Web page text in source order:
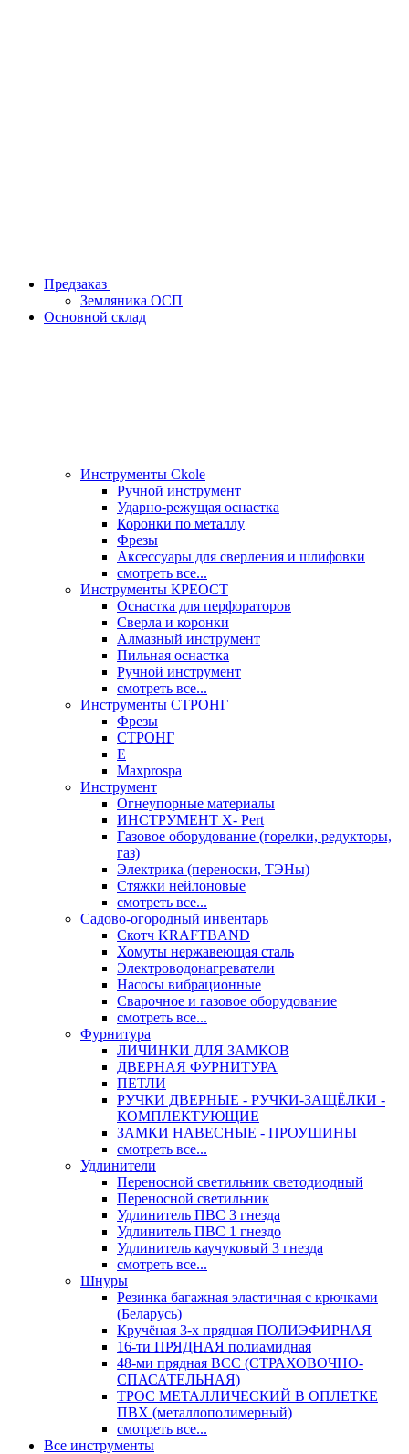
Предзаказ
Земляника ОСП
Основной склад
Инструменты Ckole
Ручной инструмент
Ударно‑режущая оснастка
Коронки по металлу
Фрезы
Аксессуары для сверления и шлифовки
смотреть все...
Инструменты КРЕОСТ
Оснастка для перфораторов
Сверла и коронки
Алмазный инструмент
Пильная оснастка
Ручной инструмент
смотреть все...
Инструменты СТРОНГ
Фрезы
СТРОНГ
Е
Maxprospa
Инструмент
Огнеупорные материалы
ИНСТРУМЕНТ X- Pert
Газовое оборудование (горелки, редукторы,
газ)
Электрика (переноски, ТЭНы)
Стяжки нейлоновые
смотреть все...
Садово-огородный инвентарь
Скотч KRAFTBAND
Хомуты нержавеющая сталь
Электроводонагреватели
Насосы вибрационные
Сварочное и газовое оборудование
смотреть все...
Фурнитура
ЛИЧИНКИ ДЛЯ ЗАМКОВ
ДВЕРНАЯ ФУРНИТУРА
ПЕТЛИ
РУЧКИ ДВЕРНЫЕ - РУЧКИ-ЗАЩЁЛКИ -
КОМПЛЕКТУЮЩИЕ
ЗАМКИ НАВЕСНЫЕ - ПРОУШИНЫ
смотреть все...
Удлинители
Переносной светильник светодиодный
Переносной светильник
Удлинитель ПВС 3 гнезда
Удлинитель ПВС 1 гнездо
Удлинитель каучуковый 3 гнезда
смотреть все...
Шнуры
Резинка багажная эластичная с крючками
(Беларусь)
Кручёная 3-х прядная ПОЛИЭФИРНАЯ
16-ти ПРЯДНАЯ полиамидная
48-ми прядная ВСС (СТРАХОВОЧНО-
СПАСАТЕЛЬНАЯ)
ТРОС МЕТАЛЛИЧЕСКИЙ В ОПЛЕТКЕ
ПВХ (металлополимерный)
смотреть все...
Все инструменты